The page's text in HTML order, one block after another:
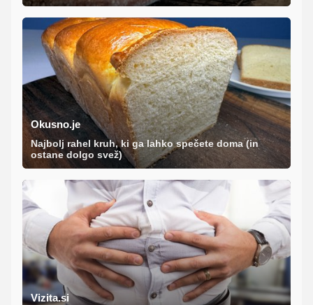
Okusno.je
Najbolj rahel kruh, ki ga lahko spečete doma (in
ostane dolgo svež)
Vizita.si